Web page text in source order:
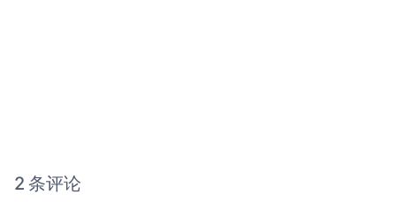
2 条评论